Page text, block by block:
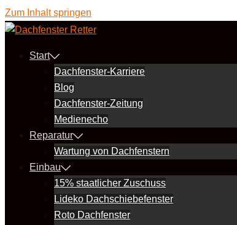
Zum Inhalt springen
Start
Dachfenster-Karriere
Blog
Dachfenster-Zeitung
Medienecho
Reparatur
Wartung von Dachfenstern
Einbau
15% staatlicher Zuschuss
Lideko Dachschiebefenster
Roto Dachfenster